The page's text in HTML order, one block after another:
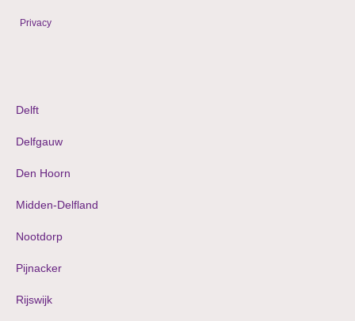
Privacy
Delft
Delfgauw
Den Hoorn
Midden-Delfland
Nootdorp
Pijnacker
Rijswijk